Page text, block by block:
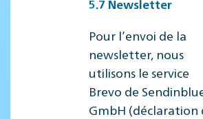
5.7 Newsletter
Pour l’envoi de la
newsletter, nous
utilisons le service
Brevo de
GmbH (déclaration